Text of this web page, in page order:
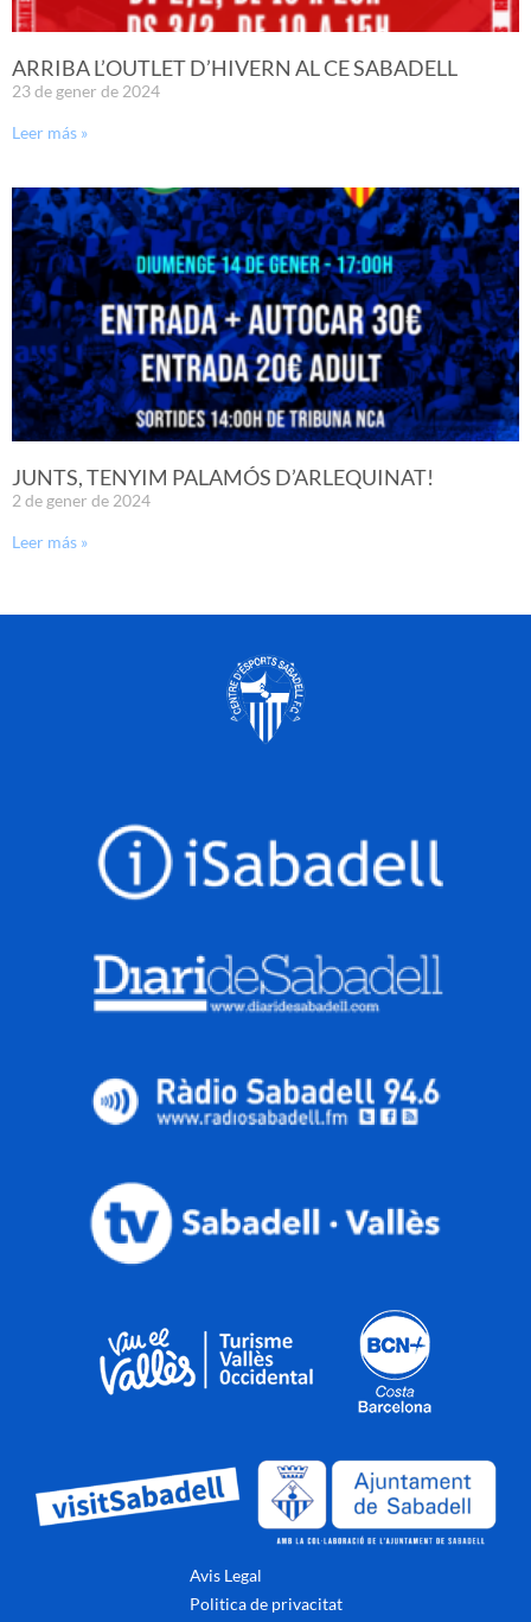
ARRIBA L’OUTLET D’HIVERN AL CE SABADELL
23 de gener de 2024
Leer más »
JUNTS, TENYIM PALAMÓS D’ARLEQUINAT!
2 de gener de 2024
Leer más »
Avis Legal
Politica de privacitat